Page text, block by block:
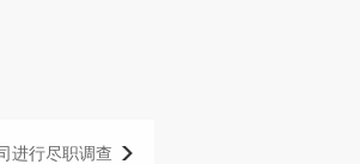
进行尽职调查